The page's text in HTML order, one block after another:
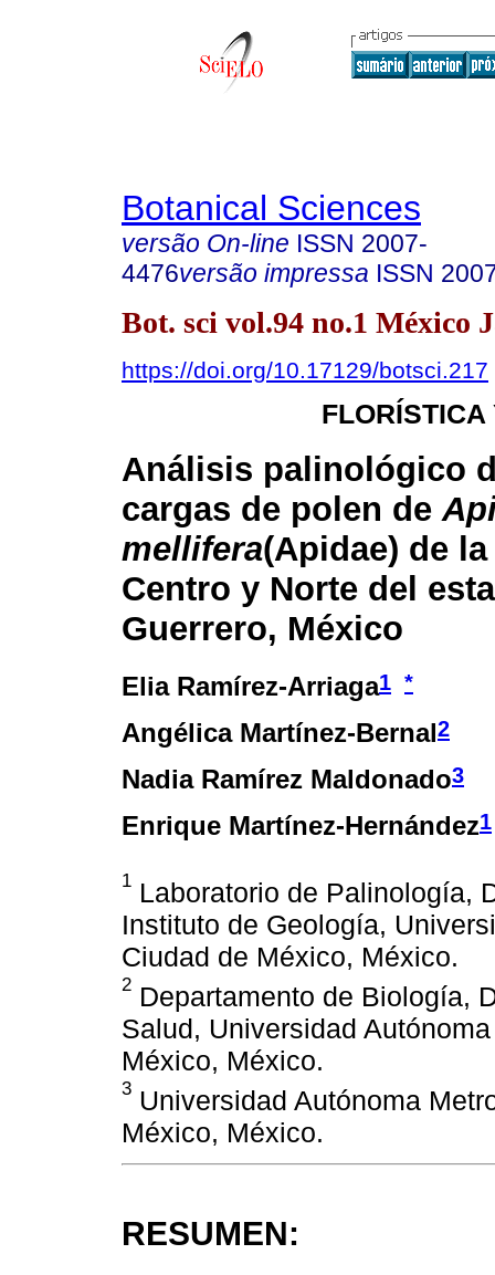
Botanical Sciences
versão On-line ISSN 2007-
4476versão impressa ISSN
Bot. sci vol.94 no.1 México
https://doi.org/10.17129/botsci.217
FLORÍSTICA
Análisis palinológico
cargas de polen de
mellifera(Apidae) de
Centro y Norte del
Guerrero, México
Elia Ramírez-Arriaga1 *
Angélica Martínez-Bernal2
Nadia Ramírez Maldonado3
Enrique Martínez-Hernández1
1 Laboratorio de Palinología,
Instituto de Geología,
Ciudad de México, México.
2 Departamento de Biología,
Salud, Universidad
México, México.
3 Universidad Autónoma
México, México.
RESUMEN: